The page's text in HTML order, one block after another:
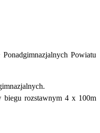
Powiatu
biegu rozstawnym 4 x 100m